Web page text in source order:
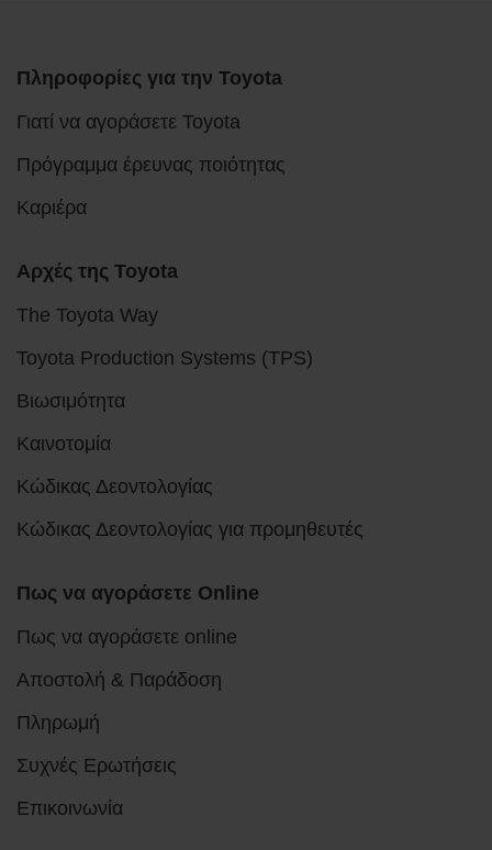
Πληροφορίες για την Toyota
Γιατί να αγοράσετε Toyota
Πρόγραμμα έρευνας ποιότητας
Καριέρα
Αρχές της Toyota
The Toyota Way
Toyota Production Systems (TPS)
Βιωσιμότητα
Καινοτομία
Κώδικας Δεοντολογίας
Κώδικας Δεοντολογίας για προμηθευτές
Πως να αγοράσετε Online
Πως να αγοράσετε online
Αποστολή & Παράδοση
Πληρωμή
Συχνές Ερωτήσεις
Επικοινωνία